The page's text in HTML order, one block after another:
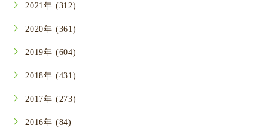
2021年 (312)
2020年 (361)
2019年 (604)
2018年 (431)
2017年 (273)
2016年 (84)